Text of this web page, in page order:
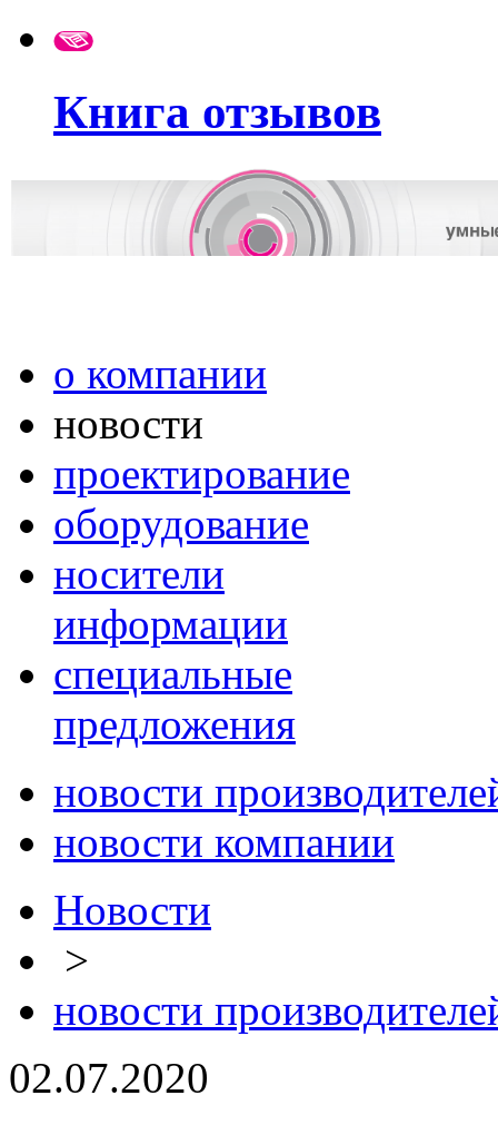
Книга отзывов
о компании
новости
проектирование
оборудование
носители
информации
специальные
предложения
новости
новости компании
Новости
>
новости
02.07.2020